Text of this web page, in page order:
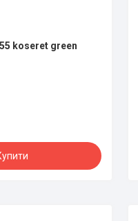
koseret green